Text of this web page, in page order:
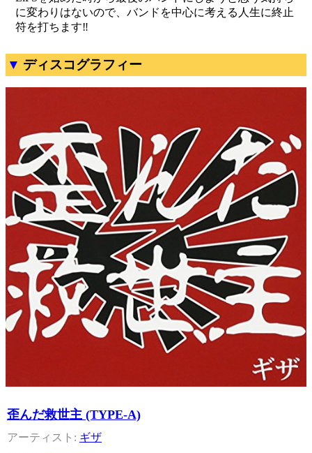
ディスコグラフィー
歪んだ救世主 (TYPE-A)
ギザ